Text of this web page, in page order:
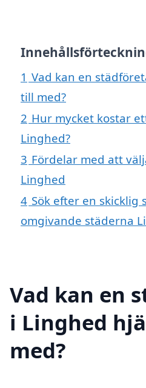
1 Vad kan en
till med?
2 Hur mycket kostar
Linghed?
3 Fördelar med att
Linghed
4 Sök efter en skicklig
omgivande städerna
Vad kan en
i Linghed
med?